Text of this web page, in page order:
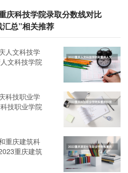
庆科技学院录取分数线对比
总”相关推荐
人文科技学
文科技学院
科技职业学
技职业学院
重庆建筑科
重庆建筑